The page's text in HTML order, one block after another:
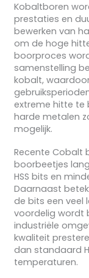
Kobaltboren
prestaties en
bewerken van
om de hoge
boorproces
samenstelling
kobalt,
extreme hitte te
harde metalen
mogelijk.
Recente Cobalt
boorbeetjes
HSS bits en
Daarnaast
de bits een veel
voordelig wordt
industriële
kwaliteit
dan standaard
temperaturen.